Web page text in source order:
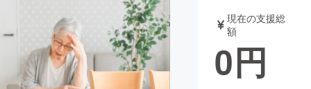
アート・写真
テクノロジー・ガジェット ゲーム・サ
現在の支援総
額
0円